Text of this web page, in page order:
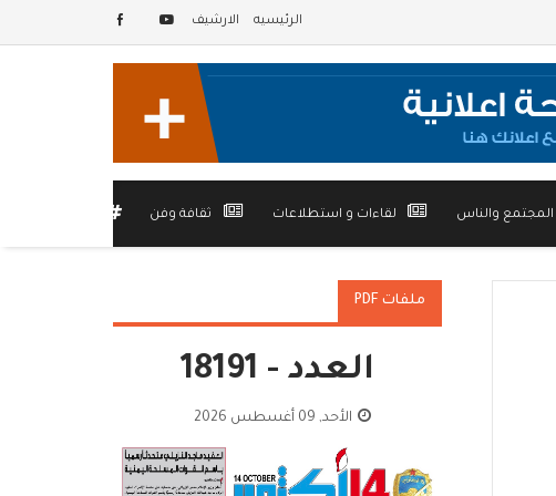
الرئيسيه الارشيف
المجتمع والناس لقاءات و استطلاعات ثقافة وفن
ملفات PDF
العدد - 18191
الأحد, 09 أغسطس 2026